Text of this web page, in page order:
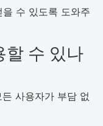
수 있도록 도와주
수 있나
사용자가 부담 없